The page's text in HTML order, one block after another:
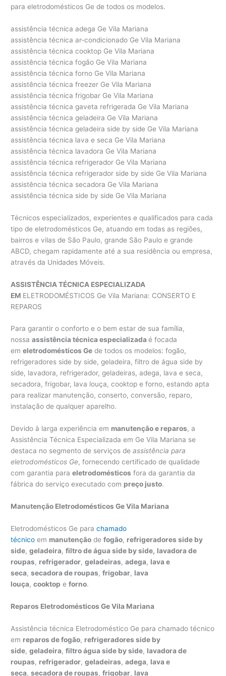
para eletrodomésticos Ge de todos os modelos.
assistência técnica adega Ge Vila Mariana
assistência técnica ar-condicionado Ge Vila Mariana
assistência técnica cooktop Ge Vila Mariana
assistência técnica fogão Ge Vila Mariana
assistência técnica forno Ge Vila Mariana
assistência técnica freezer Ge Vila Mariana
assistência técnica frigobar Ge Vila Mariana
assistência técnica gaveta refrigerada Ge Vila Mariana
assistência técnica geladeira Ge Vila Mariana
assistência técnica geladeira side by side Ge Vila Mariana
assistência técnica lava e seca Ge Vila Mariana
assistência técnica lavadora Ge Vila Mariana
assistência técnica refrigerador Ge Vila Mariana
assistência técnica refrigerador side by side Ge Vila Mariana
assistência técnica secadora Ge Vila Mariana
assistência técnica side by side Ge Vila Mariana
Técnicos especializados, experientes e qualificados para cada
tipo de eletrodomésticos Ge, atuando em todas as regiões,
bairros e vilas de São Paulo, grande São Paulo e grande
ABCD, chegam rapidamente até a sua residência ou empresa,
através da Unidades Móveis.
ASSISTÊNCIA TÉCNICA ESPECIALIZADA
EM ELETRODOMÉSTICOS Ge Vila Mariana: CONSERTO E
REPAROS
Para garantir o conforto e o bem estar de sua família,
nossaassistência técnica especializadaé focada
emeletrodomésticos Ge de todos os modelos: fogão,
refrigeradores side by side, geladeira, filtro de água side by
side, lavadora, refrigerador, geladeiras, adega, lava e seca,
secadora, frigobar, lava louça, cooktop e forno, estando apta
para realizar manutenção, conserto, conversão, reparo,
instalação de qualquer aparelho.
Devido à larga experiência em manutenção e reparos, a
Assistência Técnica Especializada em Ge Vila Mariana se
destaca no segmento de serviços deassistência para
eletrodomésticos Ge, fornecendo certificado de qualidade
com garantia paraeletrodomésticos fora da garantia da
fábrica do serviço executado com preço justo.
Manutenção Eletrodomésticos Ge Vila Mariana
Eletrodomésticos Ge parachamado
técnico em manutenção defogão, refrigeradores side by
side,geladeira,filtro de água side by side, lavadora de
roupas, refrigerador,geladeiras,adega, lava e
seca,secadora de roupas,frigobar, lava
louça,cooktop eforno.
Reparos Eletrodomésticos Ge Vila Mariana
Assistência técnica Eletrodoméstico Ge para chamado técnico
em reparos de fogão, refrigeradores side by
side,geladeira,filtro água side by side, lavadora de
roupas, refrigerador,geladeiras,adega, lava e
seca,secadora de roupas,frigobar, lava